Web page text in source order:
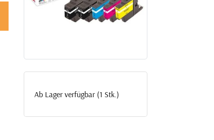
Ab Lager verfügbar (1 Stk.)